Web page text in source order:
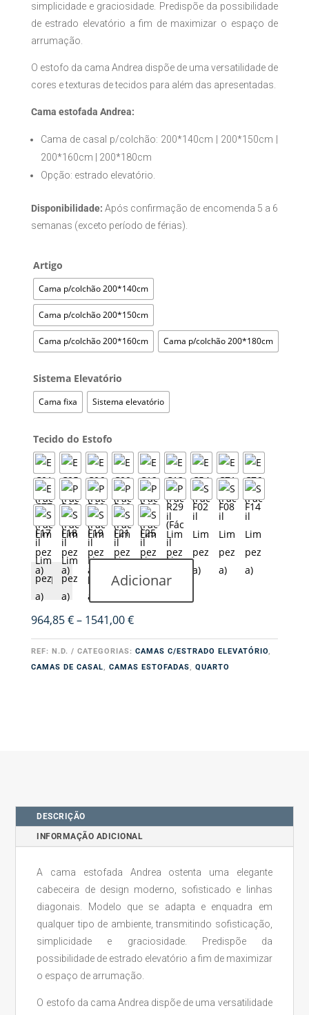
simplicidade e graciosidade. Predispõe da possibilidade
de estrado elevatório a fim de maximizar o espaço de
arrumação.
O estofo da cama Andrea dispõe de uma versatilidade de
cores e texturas de tecidos para além das apresentadas.
Cama estofada Andrea:
Cama de casal p/colchão: 200*140cm | 200*150cm |
200*160cm | 200*180cm
Opção: estrado elevatório.
Disponibilidade: Após confirmação de encomenda 5 a 6
semanas (exceto período de férias).
Artigo
Cama p/colchão 200*140cm
Cama p/colchão 200*150cm
Cama p/colchão 200*160cm Cama p/colchão 200*180cm
Sistema Elevatório
Cama fixa Sistema elevatório
Tecido do Estofo
Quantidade
de
Cama
Estofada
Adicionar
964,85€– 1541,00€Price
range:
964,85 €
through
REF: N.D. CATEGORIAS: CAMAS C/ESTRADO ELEVATÓRIO,
CAMAS DE CASAL, CAMAS ESTOFADAS, QUARTO
DESCRIÇÃO
INFORMAÇÃO ADICIONAL
A cama estofada Andrea ostenta uma elegante
cabeceira de design moderno, sofisticado e linhas
diagonais. Modelo que se adapta e enquadra em
qualquer tipo de ambiente, transmitindo sofisticação,
simplicidade e graciosidade. Predispõe da
possibilidade de estrado elevatório a fim de maximizar
o espaço de arrumação.
O estofo da cama Andrea dispõe de uma versatilidade